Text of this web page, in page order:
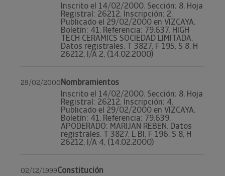
Inscrito el 14/02/2000. Sección: 8, Hoja
Registral: 26212, Inscripción: 2.
Publicado el 29/02/2000 en VIZCAYA.
Boletín: 41, Referencia: 79.637. HIGH
TECH CERAMICS SOCIEDAD LIMITADA.
Datos registrales. T 3827, F 195, S 8, H
26212, I/A 2, (14.02.2000)
29/02/2000Nombramientos
Inscrito el 14/02/2000. Sección: 8, Hoja
Registral: 26212, Inscripción: 4.
Publicado el 29/02/2000 en VIZCAYA.
Boletín: 41, Referencia: 79.639.
APODERADO: MARIJAN REBEN. Datos
registrales. T 3827, L BI, F 196, S 8, H
26212, I/A 4, (14.02.2000)
02/12/1999Constitución